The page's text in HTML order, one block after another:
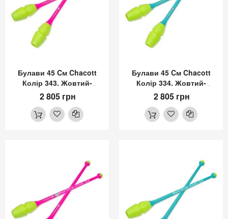
Булави 45 Cм Chacott
Колір 343. Жовтий-
Рожевий (Yellow-Pink)
2 805 грн
Булави 45 Cм Chacott
Колір 334. Жовтий-
М'ятний (Yellow-
Peppermint)
2 805 грн